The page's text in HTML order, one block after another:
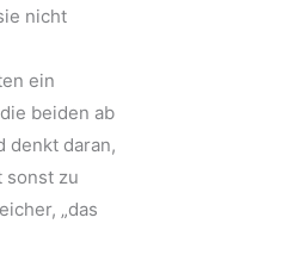
nicht
ein
beiden ab
denkt daran,
sonst zu
„das